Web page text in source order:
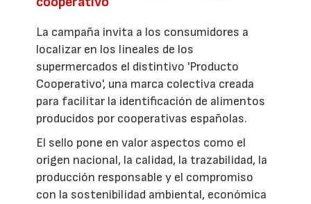
La campaña invita a los consumidores a
localizar en los lineales de los
supermercados el distintivo 'Producto
Cooperativo', una marca colectiva creada
para facilitar la identificación de alimentos
producidos por cooperativas españolas.
El sello pone en valor aspectos como el
origen nacional, la calidad, la trazabilidad, la
producción responsable y el compromiso
con la sostenibilidad ambiental, económica